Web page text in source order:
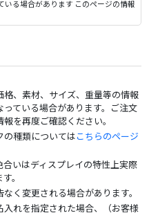
る場合があります このページの情報
格、素材、サイズ、重量等の情報
ている場合があります。ご注文
を再度ご確認ください。
の種類についてはこちらのページ
いはディスプレイの特性上実際
。
く変更される場合があります。
入れを指定された場合、（お客様